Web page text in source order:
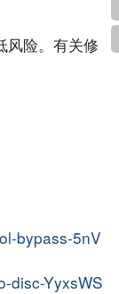
风险。有关修
bypass-5nV
disc-YyxsWS